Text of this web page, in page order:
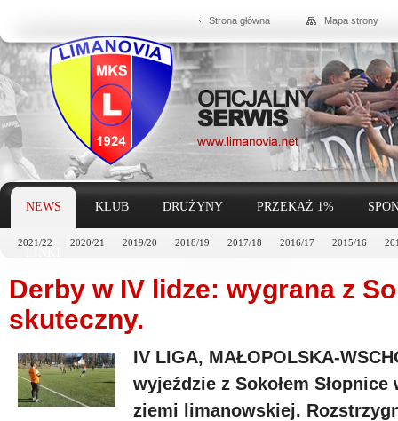
Strona główna Mapa strony
NEWS
2021/22 2020/21 2019/20 2018/19 2017/18 2016/17 2015/16
KLUB DRUŻYNY PRZEKAŻ 1%
Derby w IV lidze: wygrana z
skuteczny.
IV LIGA, MAŁOPOLSKA-
wyjeździe z Sokołem
ziemi limanowskiej.